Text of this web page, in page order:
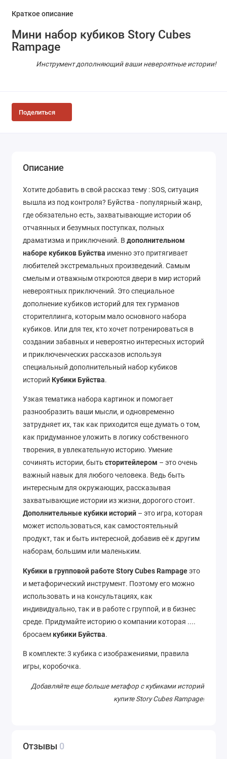
Краткое описание
Мини набор кубиков Story Cubes
Rampage
Инструмент дополняющий ваши невероятные истории!
Поделиться
Описание
Хотите добавить в свой рассказтему : SOS, ситуация
вышла из под контроля? Буйства - популярный жанр,
где обязательно есть, захватывающие истории об
отчаянных и безумных поступках, полных
драматизма и приключений. В дополнительном
наборе кубиков Буйства именно это притягивает
любителей экстремальных произведений. Самым
смелым и отважным откроются двери в мир историй
невероятных приключений. Это специальное
дополнение кубиков историй для тех гурманов
сторителлинга, которым мало основного набора
кубиков. Или для тех, кто хочет потренироваться в
создании забавных и невероятно интересных историй
и приключенческих рассказов используя
специальный дополнительный набор кубиков
историй Кубики Буйства.
Узкая тематика набора картинок и помогает
разнообразить ваши мысли, и одновременно
затрудняет их, так как приходится еще думать о том,
как придуманное уложить в логику собственного
творения, в увлекательную историю. Умение
сочинять истории, быть сторитейлером – это очень
важный навык для любого человека. Ведь быть
интересным для окружающих, рассказывая
захватывающие истории из жизни, дорогого стоит.
Дополнительные кубики историй – это игра, которая
может использоваться, как самостоятельный
продукт, так и быть интересной, добавив её к другим
наборам, большим или маленьким.
Кубики в групповой работе Story Cubes Rampageэто
и метафорический инструмент. Поэтому его можно
использовать и на консультациях, как
индивидуально, так и в работе с группой, и в бизнес
среде. Придумайте историю о компании которая ....
бросаем кубики Буйства.
В комплекте: 3 кубика с изображениями, правила
игры, коробочка.
Добавляйте еще больше метафор с кубиками историй
купите Story CubesRampage!
Отзывы 0